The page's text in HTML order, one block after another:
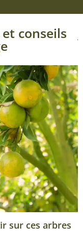
conseils
sur ces arbres